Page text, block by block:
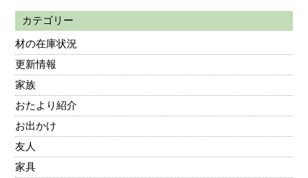
カテゴリー
材の在庫状況
更新情報
家族
おたより紹介
お出かけ
友人
家具